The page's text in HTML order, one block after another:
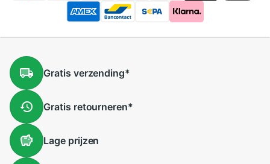
Gratis verzending*
Gratis retourneren*
Lageprijzen